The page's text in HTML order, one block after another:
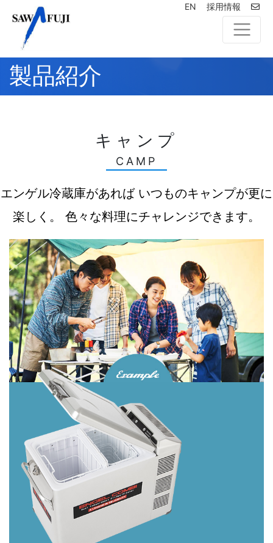
EN 採用情報
製品紹介
キャンプ
CAMP
エンゲル冷蔵庫があれば いつものキャンプが更に
楽しく。 色々な料理にチャレンジできます。